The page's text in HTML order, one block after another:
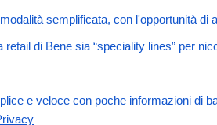
semplificata, con l'opportunità di
di Bene sia “speciality lines” per
e veloce con poche informazioni di